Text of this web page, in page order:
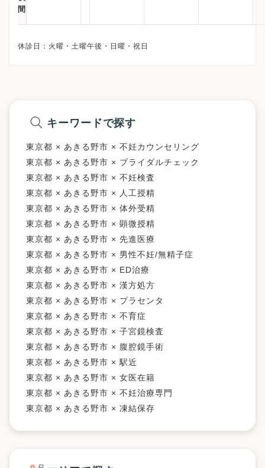
間
キーワードで探す
東京都 × あきる野市 × 不妊カウンセリング
東京都 × あきる野市 × ブライダルチェック
東京都 × あきる野市 × 不妊検査
東京都 × あきる野市 × 人工授精
東京都 × あきる野市 × 体外受精
東京都 × あきる野市 × 顕微授精
東京都 × あきる野市 × 先進医療
東京都 × あきる野市 × 男性不妊/無精子症
東京都 × あきる野市 × ED治療
東京都 × あきる野市 × 漢方処方
東京都 × あきる野市 × プラセンタ
東京都 × あきる野市 × 不育症
東京都 × あきる野市 × 子宮鏡検査
東京都 × あきる野市 × 腹腔鏡手術
東京都 × あきる野市 × 駅近
東京都 × あきる野市 × 女医在籍
東京都 × あきる野市 × 不妊治療専門
東京都 × あきる野市 × 凍結保存